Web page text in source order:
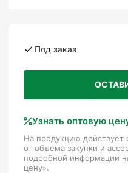
специальным
вашей культуры;
качество
Упаковка, 25кг
Под заказ
Узнать оптовую
На продукцию действует
от объема закупки и
подробной информации
цену».